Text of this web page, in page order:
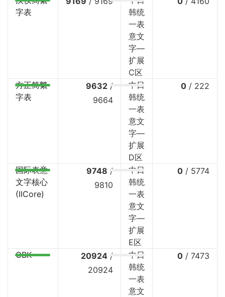
字表
韩统
一表
意文
字—
扩展
C区
方正简繁
字表
9632 /
9664
中日
韩统
一表
意文
字—
扩展
D区
0 / 222
国际表意
文字核心
(IICore)
9748 /
9810
中日
韩统
一表
意文
字—
扩展
E区
0 / 5774
GBK 20924 /
20924
中日
韩统
一表
意文
0 / 7473